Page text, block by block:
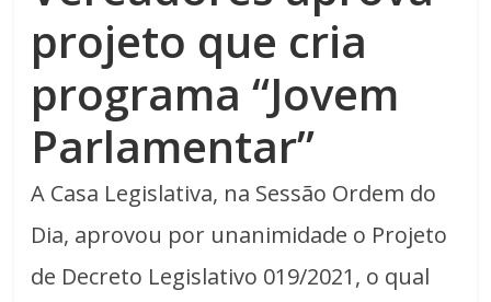
projeto que cria
programa “Jovem
Parlamentar”
A Casa Legislativa, na Sessão Ordem do
Dia, aprovou por unanimidade o Projeto
de Decreto Legislativo 019/2021, o qual